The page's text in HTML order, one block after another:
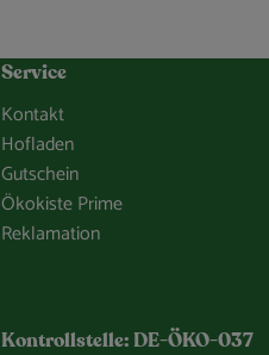
Service
Kontakt
Hofladen
Gutschein
Ökokiste Prime
Reklamation
Kontrollstelle: DE-ÖKO-037